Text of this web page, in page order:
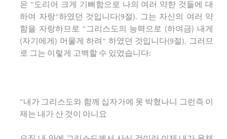
은 “도리어 크게 기뻐함으로 나의 여러 약한 것들에 대
하여 자랑”하였던 것입니다(9절). 그는 자신의 여러 약
함을 자랑하므로 “그리스도의 능력으로 (하여금) 내게
(자기에게) 머물게 하려” 하였던 것입니다(9절). 그러므
로 그는 이렇게 고백할 수 있었습니다:
“내가 그리스도와 함께 십자가에 못 박혔나니 그런즉 이
제는 내가 산 것이 아니요